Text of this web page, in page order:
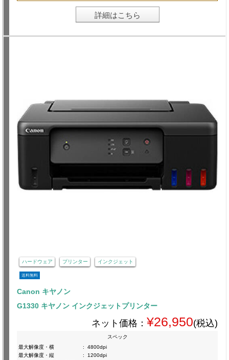
詳細はこちら
ハードウェア プリンター インクジェット
送料無料
Canon キヤノン
G1330 キヤノン インクジェットプリンター
ネット価格： ¥26,950(税込)
スペック
最大解像度・横
:
4800dpi
最大解像度・縦
:
1200dpi